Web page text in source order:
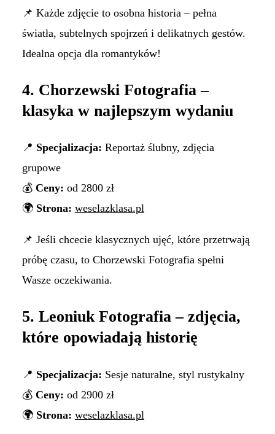
📌 Każde zdjęcie to osobna historia – pełna
światła, subtelnych spojrzeń i delikatnych gestów.
Idealna opcja dla romantyków!
4. Chorzewski Fotografia –
klasyka w najlepszym wydaniu
📍 Specjalizacja: Reportaż ślubny, zdjęcia
grupowe
💰 Ceny: od 2800 zł
🌍 Strona: weselazklasa.pl
📌 Jeśli chcecie klasycznych ujęć, które przetrwają
próbę czasu, to Chorzewski Fotografia spełni
Wasze oczekiwania.
5. Leoniuk Fotografia – zdjęcia,
które opowiadają historię
📍 Specjalizacja: Sesje naturalne, styl rustykalny
💰 Ceny: od 2900 zł
🌍 Strona: weselazklasa.pl